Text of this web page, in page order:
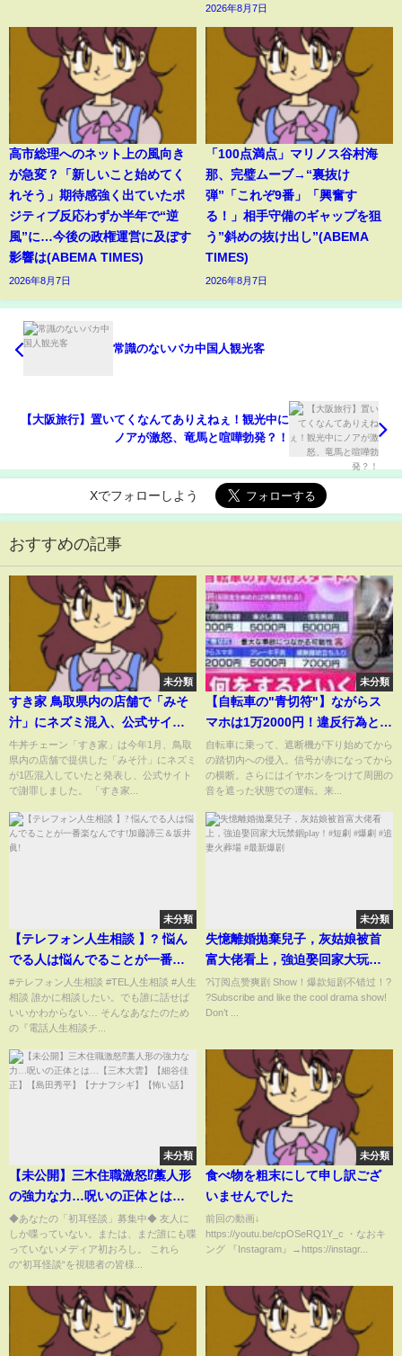
2026年8月7日
高市総理へのネット上の風向き
が急変？「新しいこと始めてく
れそう」期待感強く出ていたポ
ジティブ反応わずか半年で“逆
風”に…今後の政権運営に及ぼす
影響は(ABEMA TIMES)
2026年8月7日
「100点満点」マリノス谷村海
那、完璧ムーブ→“裏抜け
弾”「これぞ9番」「興奮す
る！」相手守備のギャップを狙
う”斜めの抜け出し”(ABEMA
TIMES)
2026年8月7日
常識のないバカ中国人観光客
【大阪旅行】置いてくなんてありえねぇ！観光中に
ノアが激怒、竜馬と喧嘩勃発？！
Xでフォローしよう
おすすめの記事
未分類
すき家 鳥取県内の店舗で「みそ
汁」にネズミ混入、公式サイト
で謝罪｜TBS NEWS DIG
牛丼チェーン「すき家」は今年1月、鳥取
県内の店舗で提供した「みそ汁」にネズミ
が1匹混入していたと発表し、公式サイト
で謝罪しました。 「すき家...
未分類
【自転車の"青切符"】ながらス
マホは1万2000円！違反行為と反
則金のルールまるわかり 広
島 NNNセレクション
自転車に乗って、遮断機が下り始めてから
の踏切内への侵入。信号が赤になってから
の横断。さらにはイヤホンをつけて周囲の
音を遮った状態での運転。来...
未分類
【テレフォン人生相談 】? 悩ん
でる人は悩んでることが一番楽
なんです!加藤諦三＆坂井眞!
#テレフォン人生相談 #TEL人生相談 #人生
相談 誰かに相談したい。でも誰に話せば
いいかわからない… そんなあなたのため
の『電話人生相談チ...
未分類
失憶離婚拋棄兒子，灰姑娘被首
富大佬看上，強迫娶回家大玩禁
錮play！#短劇 #爆劇 #追妻火葬
場 #最新爆剧
?订阅点赞爽剧 Show！爆款短剧不错过！?
?Subscribe and like the cool drama show!
Don’t ...
未分類
【未公開】三木住職激怒⁉︎藁人形
の強力な力…呪いの正体とは…
【三木大雲】【細谷佳正】【島
田秀平】【ナナフシギ】【怖い
話】
◆あなたの「初耳怪談」募集中◆ 友人に
しか喋っていない。または、まだ誰にも喋
っていないメディア初おろし。 これら
の“初耳怪談“を視聴者の皆様...
未分類
食べ物を粗末にして申し訳ござ
いませんでした
前回の動画↓
https://youtu.be/cpOSeRQ1Y_c ・なおキ
ング 『Instagram』→https://instagr...